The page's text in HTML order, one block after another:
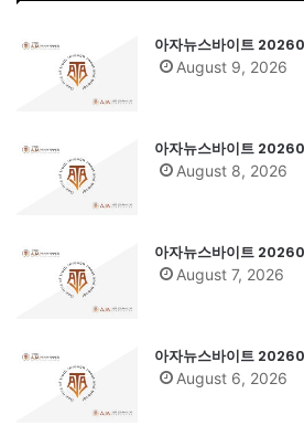
아자뉴스바이트
August 9, 2026
아자뉴스바이트
August 8, 2026
아자뉴스바이트
August 7, 2026
아자뉴스바이트
August 6, 2026